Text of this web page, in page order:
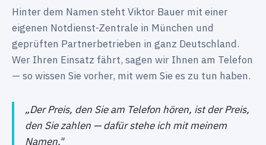
Hinter dem Namen steht Viktor Bauer mit einer
eigenen Notdienst-Zentrale in München und
geprüften Partnerbetrieben in ganz Deutschland.
Wer Ihren Einsatz fährt, sagen wir Ihnen am Telefon
— so wissen Sie vorher, mit wem Sie es zu tun haben.
„Der Preis, den Sie am Telefon hören, ist der Preis,
den Sie zahlen — dafür stehe ich mit meinem
Namen."